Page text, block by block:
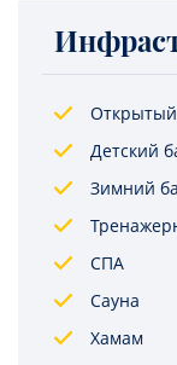
Открытый
Детский
Зимний
СПА
Сауна
Хамам